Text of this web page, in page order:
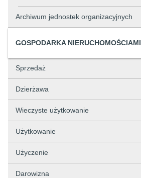
Archiwum jednostek organizacyjnych
GOSPODARKA NIERUCHOMOŚCIAMI
Sprzedaż
Dzierżawa
Wieczyste użytkowanie
Użytkowanie
Użyczenie
Darowizna